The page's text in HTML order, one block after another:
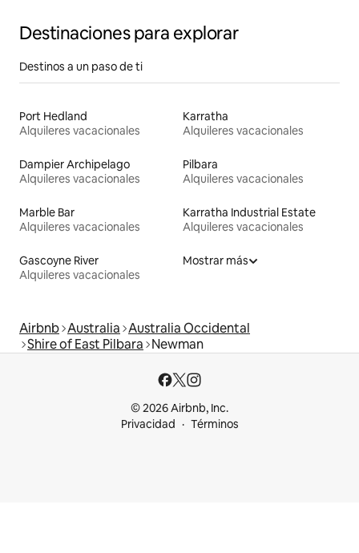
Destinaciones para explorar
Destinos a un paso de ti
Port Hedland
Alquileres vacacionales
Karratha
Alquileres vacacionales
Dampier Archipelago
Alquileres vacacionales
Pilbara
Alquileres vacacionales
Marble Bar
Alquileres vacacionales
Karratha Industrial Estate
Alquileres vacacionales
Gascoyne River
Alquileres vacacionales
Mostrar más
Airbnb Australia Australia Occidental
Shire of East Pilbara Newman
© 2026 Airbnb, Inc.
Privacidad
Términos